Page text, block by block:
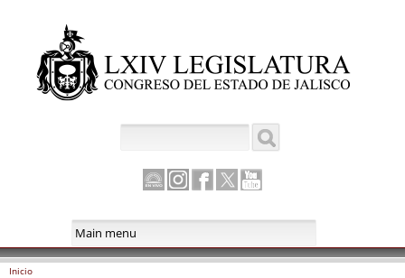
principal
Canal
Instagram
Facebook
Twitter
Inicio